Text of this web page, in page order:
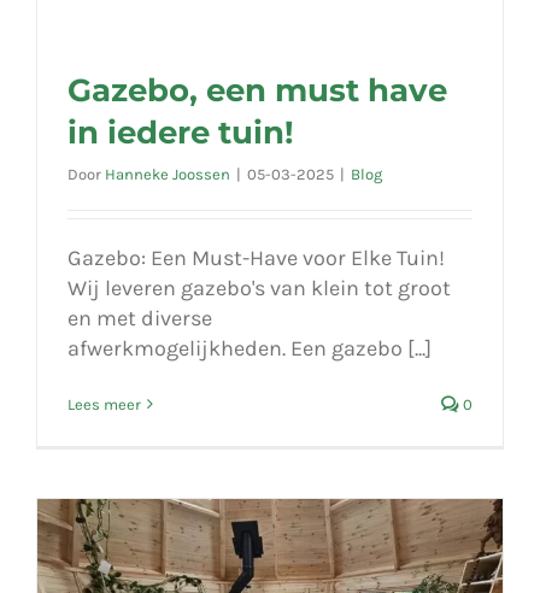
Gazebo, een must have
in iedere tuin!
Door Hanneke Joossen | 05-03-2025 | Blog
Gazebo: Een Must-Have voor Elke Tuin!
Wij leveren gazebo's van klein tot groot
en met diverse
afwerkmogelijkheden. Een gazebo [...]
Lees meer 0